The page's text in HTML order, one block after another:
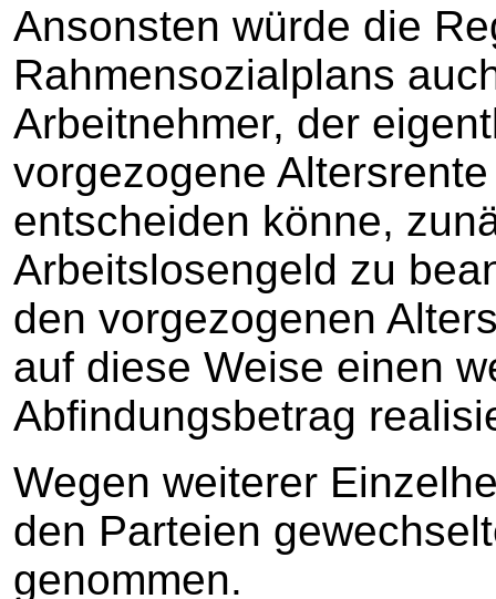
Ansonsten würde die
Rahmensozialplans
Arbeitnehmer, der
vorgezogene
entscheiden könne,
Arbeitslosengeld zu
den vorgezogenen
auf diese Weise einen
Abfindungsbetrag
Wegen weiterer
den Parteien
genommen.